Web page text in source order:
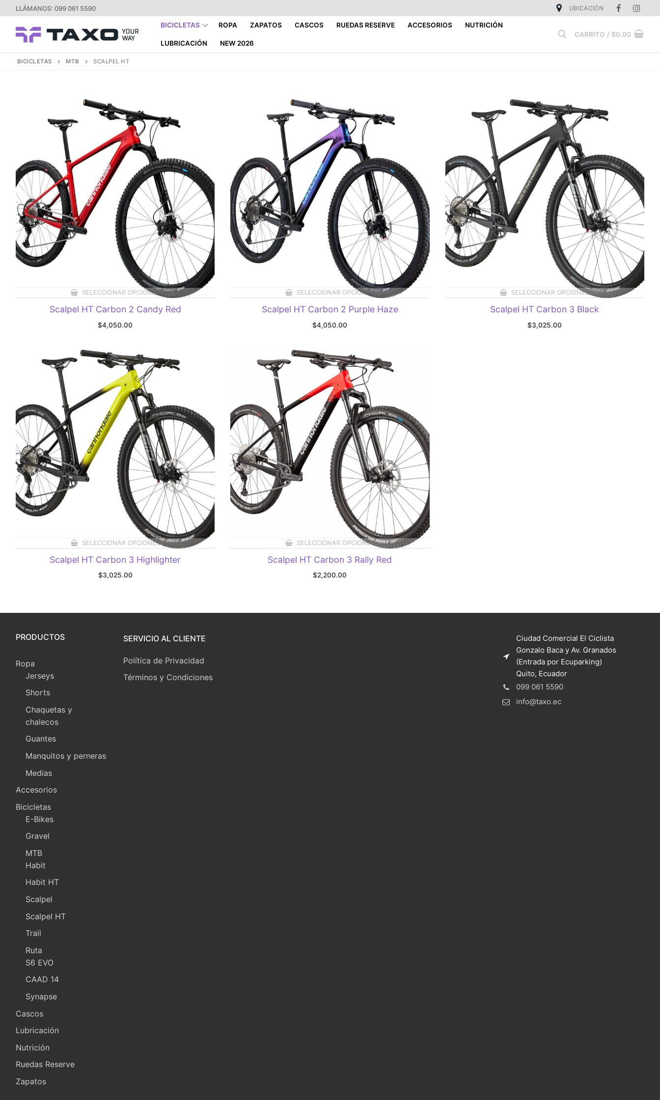
al
contenido
LLÁMANOS: 099 061 5590 UBICACIÓN
BICICLETAS ROPA ZAPATOS CASCOS RUEDAS RESERVE ACCESORIOS NUTRICIÓN
LUBRICACIÓN NEW 2026
CARRITO / $0.00
BICICLETAS MTB SCALPEL HT
SELECCIONAR OPCIONES
Scalpel HT Carbon 2 Candy Red
$4,050.00
SELECCIONAR OPCIONES
Scalpel HT Carbon 2 Purple Haze
$4,050.00
SELECCIONAR OPCIONES
Scalpel HT Carbon 3 Black
$3,025.00
SELECCIONAR OPCIONES
Scalpel HT Carbon 3 Highlighter
$3,025.00
SELECCIONAR OPCIONES
Scalpel HT Carbon 3 Rally Red
$2,200.00
PRODUCTOS
Ropa
Jerseys
Shorts
Chaquetas y
chalecos
Guantes
Manquitos y perneras
Medias
Accesorios
Bicicletas
E-Bikes
Gravel
MTB
Habit
Habit HT
Scalpel
Scalpel HT
Trail
Ruta
S6 EVO
CAAD 14
Synapse
Cascos
Lubricación
Nutrición
Ruedas Reserve
Zapatos
SERVICIO AL CLIENTE
Política de Privacidad
Términos y Condiciones
Ciudad Comercial El Ciclista
Gonzalo Baca y Av. Granados
(Entrada por Ecuparking)
Quito, Ecuador
099 061 5590
info@taxo.ec